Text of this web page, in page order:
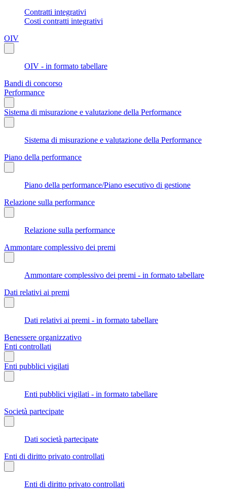
Contratti integrativi
Costi contratti integrativi
OIV
OIV - in formato tabellare
Bandi di concorso
Performance
Sistema di misurazione e valutazione della Performance
Sistema di misurazione e valutazione della Performance
Piano della performance
Piano della performance/Piano esecutivo di gestione
Relazione sulla performance
Relazione sulla performance
Ammontare complessivo dei premi
Ammontare complessivo dei premi - in formato tabellare
Dati relativi ai premi
Dati relativi ai premi - in formato tabellare
Benessere organizzativo
Enti controllati
Enti pubblici vigilati
Enti pubblici vigilati - in formato tabellare
Società partecipate
Dati società partecipate
Enti di diritto privato controllati
Enti di diritto privato controllati